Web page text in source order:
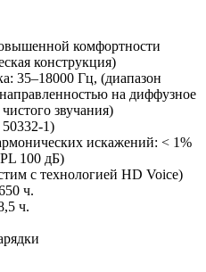
комфортности
конструкция)
35–18000 Гц, (диапазон
на диффузное
звучания)
1)
искажений: < 1%
100 дБ)
с технологией HD Voice)
ч.
ч.